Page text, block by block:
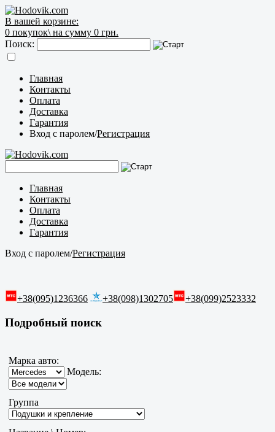
В вашей корзине:
0 покупок\ на сумму 0 грн.
Поиск:
Главная
Контакты
Оплата
Доставка
Гарантия
Вход с паролем/Регистрация
Главная
Контакты
Оплата
Доставка
Гарантия
Вход с паролем/Регистрация
+38(095)1236366 +38(098)1302705 +38(099)2523332
Подробный поиск
Марка авто:
Модель:
Группа